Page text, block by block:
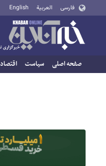
فارسی العربية English
صفحه اصلی سیاست اقتصاد